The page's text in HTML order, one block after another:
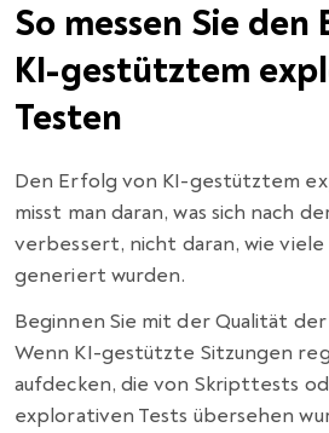
So messen Sie
KI-gestütztem
Testen
Den Erfolg von KI-gestütztem
misst man daran, was sich nach
verbessert, nicht daran, wie viele
generiert wurden.
Beginnen Sie mit der Qualität
Wenn KI-gestützte Sitzungen
aufdecken, die von Skripttests
explorativen Tests übersehen